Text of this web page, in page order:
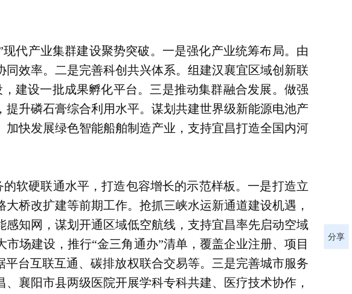
代产业集群建设聚势突破。一是强化产业统筹布局。由
效率。二是完善科创共兴体系。组建汉襄宜区域创新联
建设一批成果孵化平台。三是推动集群融合发展。做强
升磷石膏综合利用水平。谋划共建世界级新能源电池产
快发展绿色智能船舶制造产业，支持宜昌打造全国内河
软硬联通水平，打造包容增长的示范样板。一是打造立
桥改扩建等前期工作。抢抓三峡水运新通道建设机遇，
知网，谋划开通区域低空航线，支持宜昌率先启动空域
场建设，推行“金三角通办”清单，覆盖企业注册、项目
台互联互通、碳排放权联合交易等。三是完善城市服务
襄阳市县两级医院开展学科专科共建、医疗技术协作，
分享